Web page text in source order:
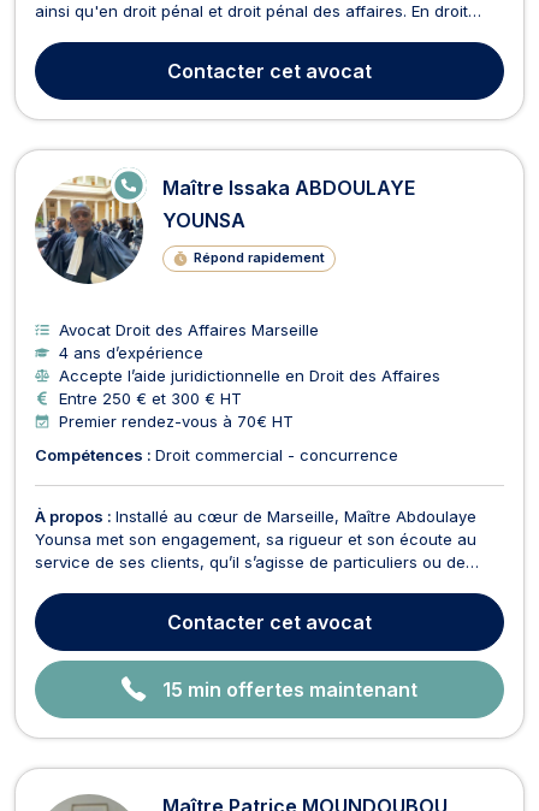
ainsi qu'en droit pénal et droit pénal des affaires. En droit
leurs opérations d'import-export afin de sécuriser, mettre en
conformité et optimiser leurs échange...
Contacter cet avocat
Maître Issaka ABDOULAYE
YOUNSA
Répond rapidement
E
N
LI
G
N
E
Avocat Droit des Affaires Marseille
4 ans d’expérience
Accepte l’aide juridictionnelle en Droit des Affaires
Entre 250 € et 300 € HT
Premier rendez-vous à 70€ HT
Compétences : Droit commercial - concurrence
À propos : Installé au cœur de Marseille, Maître Abdoulaye
Younsa met son engagement, sa rigueur et son écoute au
service de ses clients, qu’il s’agisse de particuliers ou de
droit et d’une expérience concrète du terrain judiciaire, il
intervient dans plusieurs domaines clés...
Contacter cet avocat
15 min offertes maintenant
Maître Patrice MOUNDOUBOU